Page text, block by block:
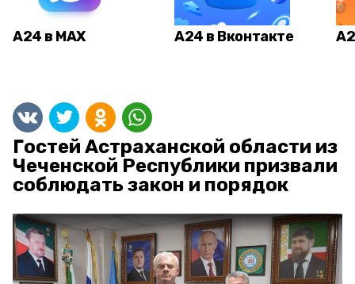
А24 в MAX А24 в Вконтакте
Гостей Астраханской области из
Чеченской Республики призвали
соблюдать закон и порядок